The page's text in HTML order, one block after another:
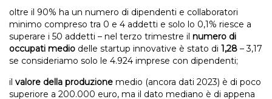
oltre il 90% ha un numero di dipendenti e collaboratori
minimo compreso tra 0 e 4 addetti e solo lo 0,1% riesce a
superare i 50 addetti – nel terzo trimestre il numero di
occupati medio delle startup innovative è stato di 1,28 – 3,17
se consideriamo solo le 4.924 imprese con dipendenti;
il valore della produzione medio (ancora dati 2023) è di poco
superiore a 200.000 euro, ma il dato mediano è di appena